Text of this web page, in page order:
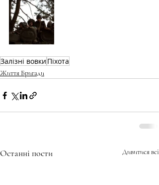
Залізні вовки Піхота
Життя Бригади
Останні пости Дивитися всі